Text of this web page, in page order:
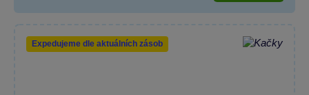
Expedujeme dle aktuálních zásob